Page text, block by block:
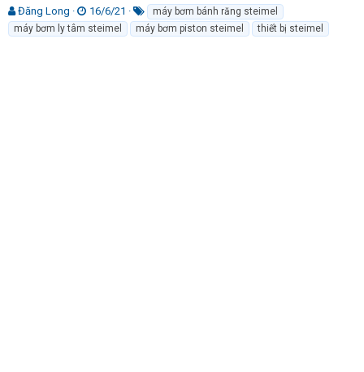
T
h
r
Đăng Long
N
g
à
16/6/21
ừ
k
máy bơm bánh răng steimel
máy bơm ly tâm steimel
máy bơm piston steimel thiết bị steimel